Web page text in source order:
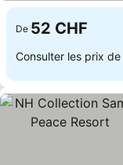
De 52 CHF
Consulter les prix de